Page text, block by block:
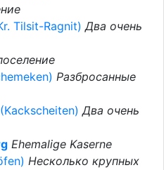
Tilsit-Ragnit)Два очень
Разбросанные
(Kackscheiten)Два очень
Ehemalige Kaserne
Несколько крупных